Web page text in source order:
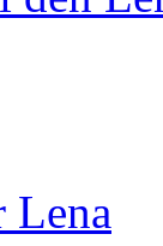
Lena